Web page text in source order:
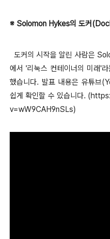
※ Solomon Hykes의 도커
도커의 시작을 알린 사람은
에서 '리눅스 컨테이너의 미래'
했습니다. 발표 내용은 유튜브
쉽게 확인할 수 있습니다.
v=wW9CAH9nSLs)